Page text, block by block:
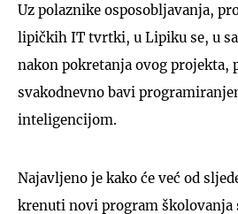
Uz polaznike osposobljavanja,
lipičkih IT tvrtki, u Lipiku se, u
nakon pokretanja ovog projekta,
svakodnevno bavi
inteligencijom.
Najavljeno je kako će već od
krenuti novi program školovanja